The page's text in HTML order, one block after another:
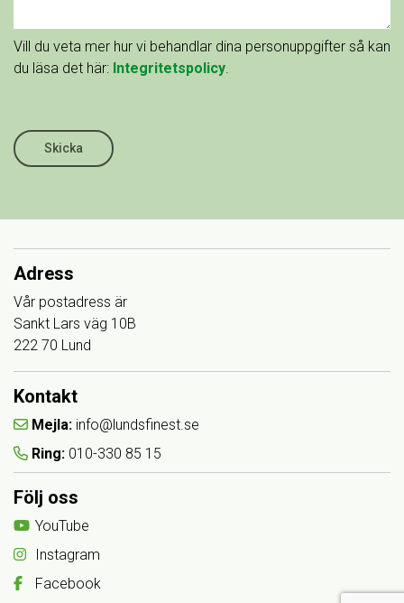
Vill du veta mer hur vi behandlar dina personuppgifter så kan
du läsa det här: Integritetspolicy.
Adress
Vår postadress är
Sankt Lars väg 10B
222 70 Lund
Kontakt
Mejla: info@lundsfinest.se
Ring: 010-330 85 15
Följ oss
YouTube
Instagram
Facebook